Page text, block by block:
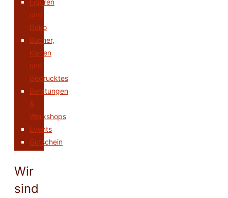
Figuren
und
Deko
Bücher,
Karten
und
Gedrucktes
Beratungen
&
Workshops
Events
Gutschein
Wir
sind